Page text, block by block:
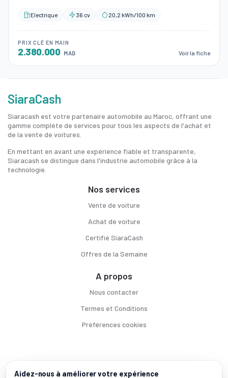
Electrique 36 cv 20,2 kWh/100 km
PRIX CLÉ EN MAIN
2.380.000 MAD Voir la fiche
SiaraCash
Siaracash est votre partenaire automobile au Maroc, offrant une
gamme complète de services pour tous les aspects de l'achat et
de la vente de voitures.
En mettant en avant une expérience fiable et transparente,
Siaracash se distingue dans l'industrie automobile grâce à la
technologie.
Nos services
Vente de voiture
Achat de voiture
Certifié SiaraCash
Offres de la Semaine
A propos
Nous contacter
Termes et Conditions
Préférences cookies
Voitures par ville
Aidez-nous à améliorer votre expérience